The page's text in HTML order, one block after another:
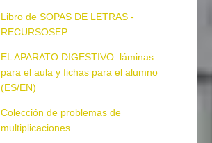
Libro de SOPAS DE LETRAS -
RECURSOSEP
EL APARATO DIGESTIVO: láminas
para el aula y fichas para el alumno
(ES/EN)
Colección de problemas de
multiplicaciones